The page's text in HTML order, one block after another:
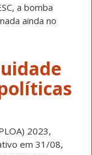
a bomba
ainda no
2023,
em 31/08,